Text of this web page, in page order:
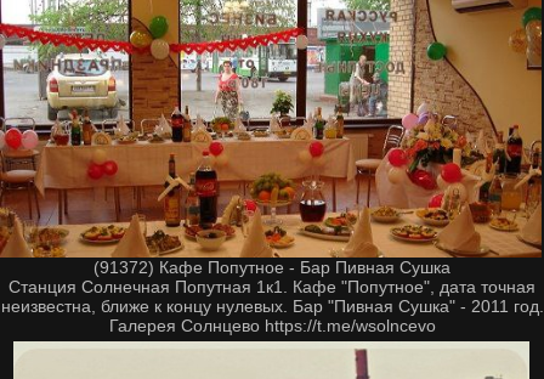
(91372) Кафе Попутное - Бар Пивная Сушка
Станция Солнечная Попутная 1к1. Кафе "Попутное", дата точная
неизвестна, ближе к концу нулевых. Бар "Пивная Сушка" - 2011 год.
Галерея Солнцево https://t.me/wsolncevo